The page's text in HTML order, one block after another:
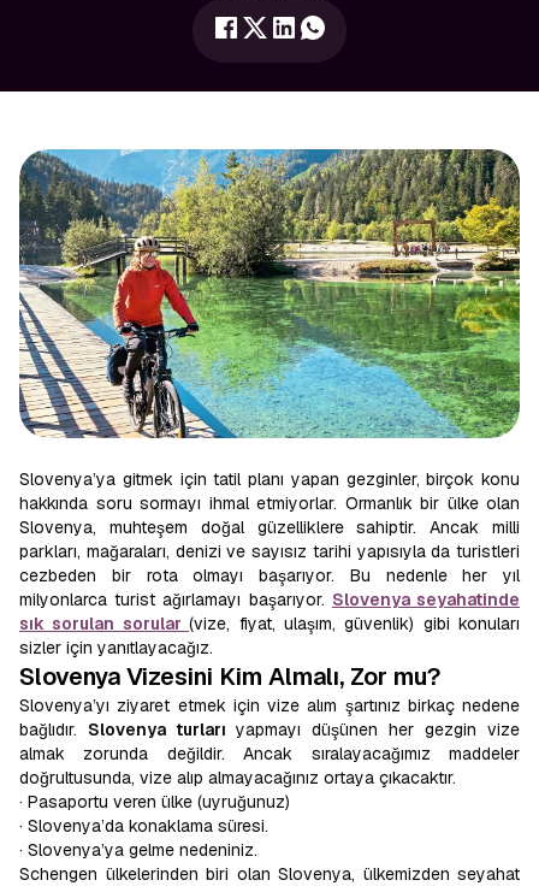
Slovenya’ya gitmek için tatil planı yapan gezginler, birçok konu
hakkında soru sormayı ihmal etmiyorlar. Ormanlık bir ülke olan
Slovenya, muhteşem doğal güzelliklere sahiptir. Ancak milli
parkları, mağaraları, denizi ve sayısız tarihi yapısıyla da turistleri
cezbeden bir rota olmayı başarıyor. Bu nedenle her yıl
milyonlarca turist ağırlamayı başarıyor. Slovenya seyahatinde
sık sorulan sorular(vize, fiyat, ulaşım, güvenlik) gibi konuları
sizler için yanıtlayacağız.
Slovenya Vizesini Kim Almalı, Zor mu?
Slovenya’yı ziyaret etmek için vize alım şartınız birkaç nedene
bağlıdır. Slovenya turları yapmayı düşünen her gezgin vize
almak zorunda değildir. Ancak sıralayacağımız maddeler
doğrultusunda, vize alıp almayacağınız ortaya çıkacaktır.
· Pasaportu veren ülke (uyruğunuz)
· Slovenya’da konaklama süresi.
· Slovenya’ya gelme nedeniniz.
Schengen ülkelerinden biri olan Slovenya, ülkemizden seyahat